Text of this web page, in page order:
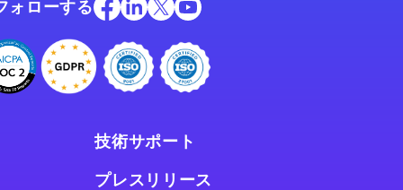
ォローする
技術サポート
プレスリリース